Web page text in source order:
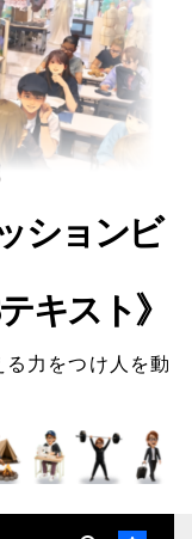
ションビ
キスト》
力をつけ人を動